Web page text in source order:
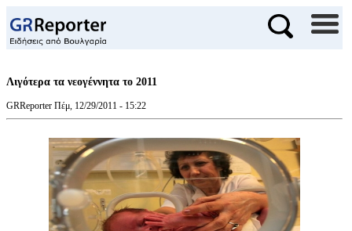
Λιγότερα τα νεογέννητα το 2011
GRReporter Πέμ, 12/29/2011 - 15:22